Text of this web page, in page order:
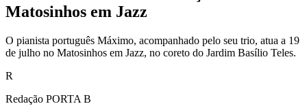
Matosinhos em Jazz
O pianista português Máximo, acompanhado pelo seu trio, atua a 19
de julho no Matosinhos em Jazz, no coreto do Jardim Basílio Teles.
R
Redação PORTA B